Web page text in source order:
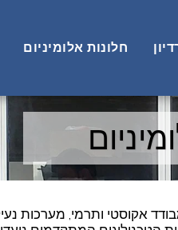
חלונות אלומיניום
אקוסטי ותרמי, מערכות